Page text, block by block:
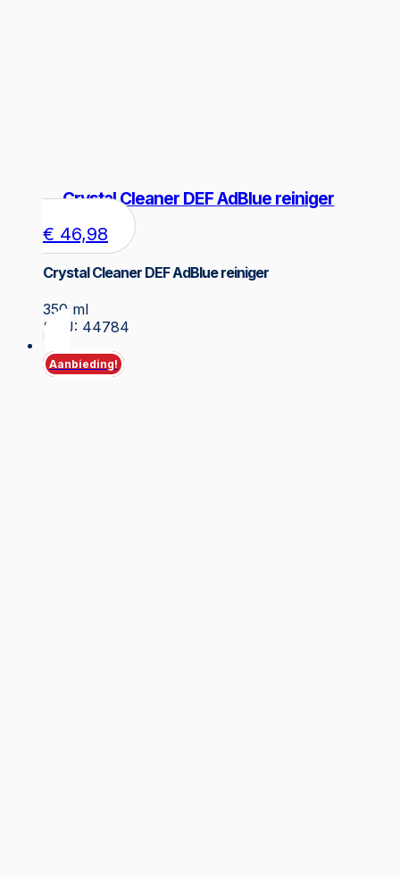
Crystal Cleaner DEF AdBlue reiniger
€ 46,98
Crystal Cleaner DEF AdBlue reiniger
350 ml
SKU: 44784
Aanbieding!